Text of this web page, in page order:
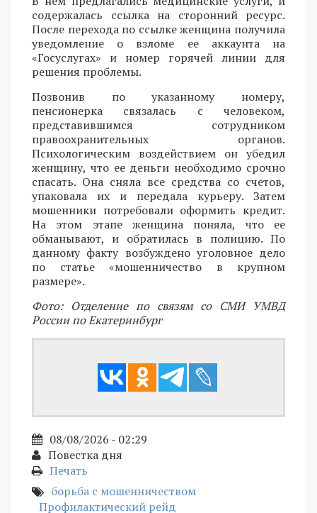
содержалась ссылка на сторонний ресурс.
После перехода по ссылке женщина получила
уведомление о взломе ее аккаунта на
«Госуслугах» и номер горячей линии для
решения проблемы.
Позвонив по указанному номеру,
пенсионерка связалась с человеком,
представившимся сотрудником
правоохранительных органов.
Психологическим воздействием он убедил
женщину, что ее деньги необходимо срочно
спасать. Она сняла все средства со счетов,
упаковала их и передала курьеру. Затем
мошенники потребовали оформить кредит.
На этом этапе женщина поняла, что ее
обманывают, и обратилась в полицию. По
данному факту возбуждено уголовное дело
по статье «мошенничество в крупном
размере».
Фото: Отделение по связям со СМИ УМВД
России по Екатеринбург
08/08/2026 - 02:29
Повестка дня
Печать
борьба с мошенничеством
Профилактический рейд